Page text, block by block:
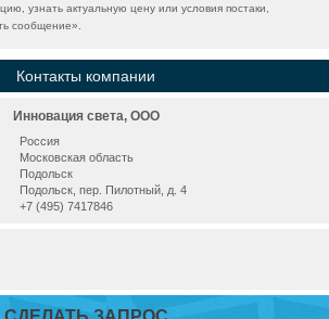
узнать актуальную цену или условия постаки,
сообщение».
Контакты компании
Инновация света, ООО
Россия
Московская область
Подольск
Подольск, пер. Пилотный, д. 4
+7 (495) 7417846